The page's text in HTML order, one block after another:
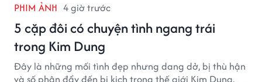
PHIM ẢNH 4 giờ trước
5 cặp đôi có chuyện tình ngang trái
trong Kim Dung
Đây là những mối tình đẹp nhưng dang dở, bị thù hận